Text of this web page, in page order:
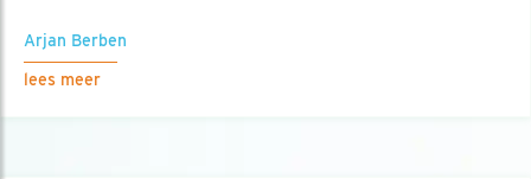
Arjan Berben
lees meer